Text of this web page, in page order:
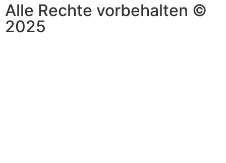
Alle Rechte vorbehalten ©
2025